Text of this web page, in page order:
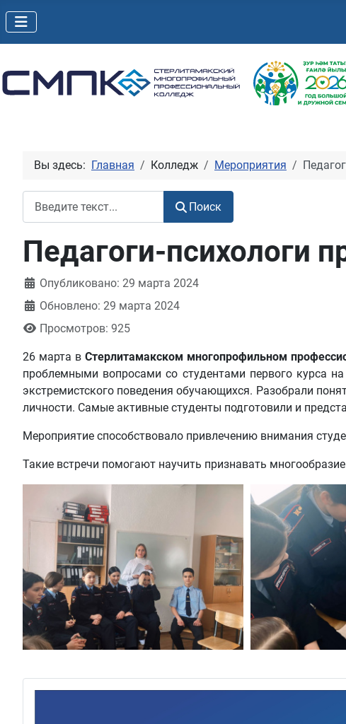
Вы здесь: Главная Колледж Мероприятия
Поиск
Педагоги-психологи
Информация о материале
Опубликовано: 29 марта 2024
Обновлено: 29 марта 2024
Просмотров: 925
26 марта в Стерлитамакском многопрофильном
проблемными вопросами со студентами первого курса
экстремистского поведения обучающихся. Разобрали
личности. Самые активные студенты подготовили и
Мероприятие способствовало привлечению внимания
Такие встречи помогают научить признавать